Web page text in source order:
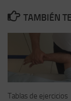
TAMBIÉN
Tablas de ejercicios